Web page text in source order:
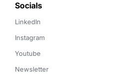
Socials
LinkedIn
Instagram
Youtube
Newsletter